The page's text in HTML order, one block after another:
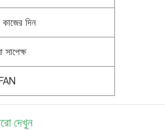
দিন
দেখুন